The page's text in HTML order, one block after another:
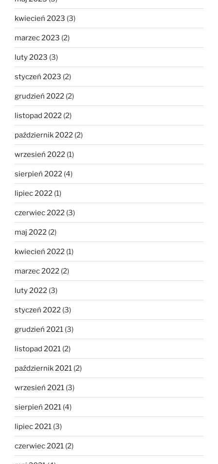
kwiecień 2023 (3)
marzec 2023 (2)
luty 2023 (3)
styczeń 2023 (2)
grudzień 2022 (2)
listopad 2022 (2)
październik 2022 (2)
wrzesień 2022 (1)
sierpień 2022 (4)
lipiec 2022 (1)
czerwiec 2022 (3)
maj 2022 (2)
kwiecień 2022 (1)
marzec 2022 (2)
luty 2022 (3)
styczeń 2022 (3)
grudzień 2021 (3)
listopad 2021 (2)
październik 2021 (2)
wrzesień 2021 (3)
sierpień 2021 (4)
lipiec 2021 (3)
czerwiec 2021 (2)